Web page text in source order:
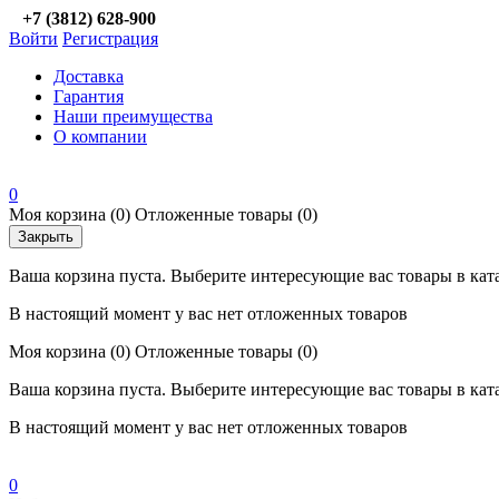
+7 (3812) 628-900
Войти Регистрация
Доставка
Гарантия
Наши преимущества
О компании
0
Моя корзина (0) Отложенные товары (0)
Закрыть
Ваша корзина пуста. Выберите интересующие вас товары в
В настоящий момент у вас нет отложенных товаров
Моя корзина (0) Отложенные товары (0)
Ваша корзина пуста. Выберите интересующие вас товары в
В настоящий момент у вас нет отложенных товаров
0